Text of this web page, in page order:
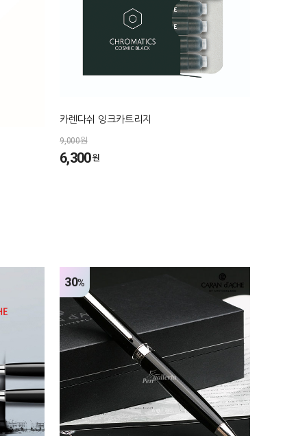
카렌다쉬 잉크카트리지
9,000원
6,300원
30%